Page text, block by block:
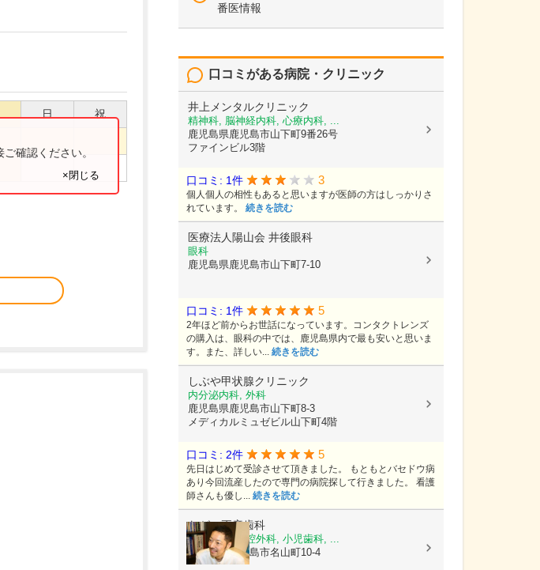
日 祝
確認ください。
×閉じる
番医情報
口コミがある病院・クリニック
井上メンタルクリニック
精神科, 脳神経内科, 心療内科, ...
鹿児島県鹿児島市山下町9番26号
ファインビル3階
口コミ: 1件 3
個人個人の相性もあると思いますが医師の方はしっかりさ
れています。 続きを読む
医療法人陽山会 井後眼科
眼科
鹿児島県鹿児島市山下町7-10
口コミ: 1件 5
2年ほど前からお世話になっています。コンタクトレンズ
の購入は、眼科の中では、鹿児島県内で最も安いと思いま
す。また、詳しい... 続きを読む
しぶや甲状腺クリニック
内分泌内科, 外科
鹿児島県鹿児島市山下町8-3
メディカルミュゼビル山下町4階
口コミ: 2件 5
先日はじめて受診させて頂きました。 もともとバセドウ病
あり今回流産したので専門の病院探して行きました。 看護
師さんも優し... 続きを読む
ながい正彦歯科
歯科, 歯科口腔外科, 小児歯科, ...
鹿児島県鹿児島市名山町10-4